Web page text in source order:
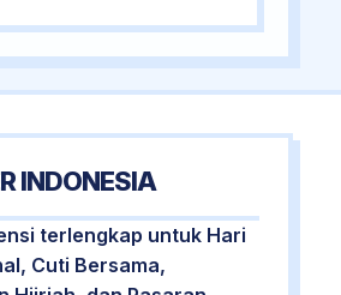
INDONESIA
terlengkap untuk Hari
Cuti Bersama,